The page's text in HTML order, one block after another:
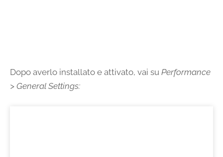
Dopo averlo installato e attivato, vai su Performance
> General Settings: